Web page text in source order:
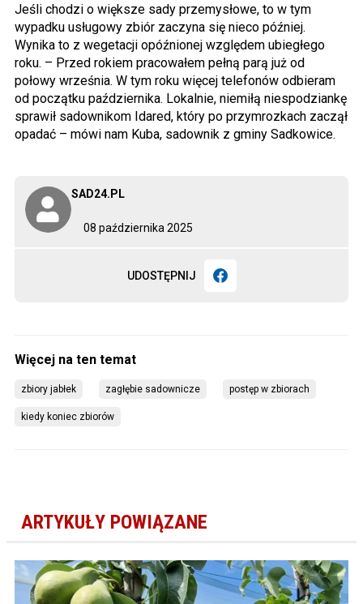
08 października 2025
SAD24.PL
UDOSTĘPNIJ
Jeśli chodzi o większe sady przemysłowe, to w tym
wypadku usługowy zbiór zaczyna się nieco później.
Wynika to z wegetacji opóźnionej względem ubiegłego
roku. – Przed rokiem pracowałem pełną parą już od
połowy września. W tym roku więcej telefonów odbieram
od początku października. Lokalnie, niemiłą niespodziankę
sprawił sadownikom Idared, który po przymrozkach zaczął
opadać – mówi nam Kuba, sadownik z gminy Sadkowice.
zbiory jabłek zagłębie sadownicze postęp w zbiorach
kiedy koniec zbiorów
ARTYKUŁY POWIĄZANE